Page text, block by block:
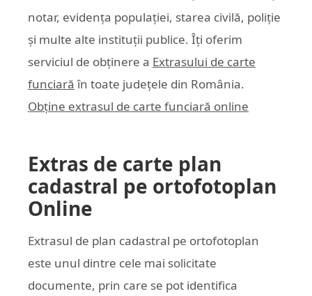
notar, evidența populației, starea civilă, poliție
și multe alte instituții publice. Îți oferim
serviciul de obținere a Extrasului de carte
funciară în toate județele din România.
Obține extrasul de carte funciară online
Extras de carte plan
cadastral pe ortofotoplan
Online
Extrasul de plan cadastral pe ortofotoplan
este unul dintre cele mai solicitate
documente, prin care se pot identifica